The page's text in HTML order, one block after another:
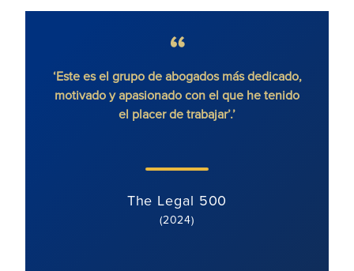
más dedicado,
el que he tenido
'Ronald Fletcher Baker presta
litigios inmobiliarios con gran
y dinamismo, con una actitud
magníficamente supervisado.'